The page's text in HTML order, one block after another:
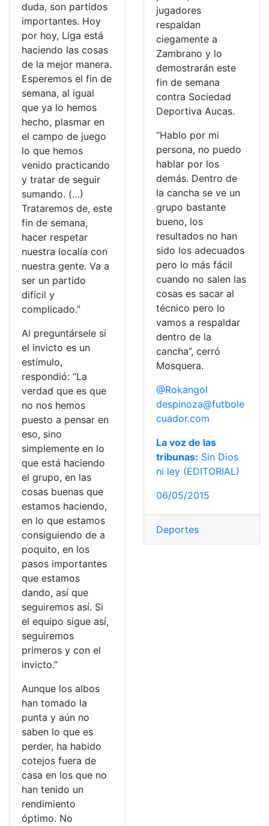
duda, son partidos
importantes. Hoy
por hoy, Liga está
haciendo las cosas
de la mejor manera.
Esperemos el fin de
semana, al igual
que ya lo hemos
hecho, plasmar en
el campo de juego
lo que hemos
venido practicando
y tratar de seguir
sumando. (…)
Trataremos de, este
fin de semana,
hacer respetar
nuestra localía con
nuestra gente. Va a
ser un partido
difícil y
complicado.”
Al preguntársele si
el invicto es un
estímulo,
respondió: “La
verdad que es que
no nos hemos
puesto a pensar en
eso, sino
simplemente en lo
que está haciendo
el grupo, en las
cosas buenas que
estamos haciendo,
en lo que estamos
consiguiendo de a
poquito, en los
pasos importantes
que estamos
dando, así que
seguiremos así. Si
el equipo sigue así,
seguiremos
primeros y con el
invicto.”
Aunque los albos
han tomado la
punta y aún no
saben lo que es
perder, ha habido
cotejos fuera de
casa en los que no
han tenido un
rendimiento
óptimo. No
jugadores
respaldan
ciegamente a
Zambrano y lo
demostrarán este
fin de semana
contra Sociedad
Deportiva Aucas.
“Hablo por mi
persona, no puedo
hablar por los
demás. Dentro de
la cancha se ve un
grupo bastante
bueno, los
resultados no han
sido los adecuados
pero lo más fácil
cuando no salen las
cosas es sacar al
técnico pero lo
vamos a respaldar
dentro de la
cancha”, cerró
Mosquera.
@Rokangol
despinoza@futbole
cuador.com
La voz de las
tribunas: Sin Dios
ni ley (EDITORIAL)
06/05/2015
Deportes